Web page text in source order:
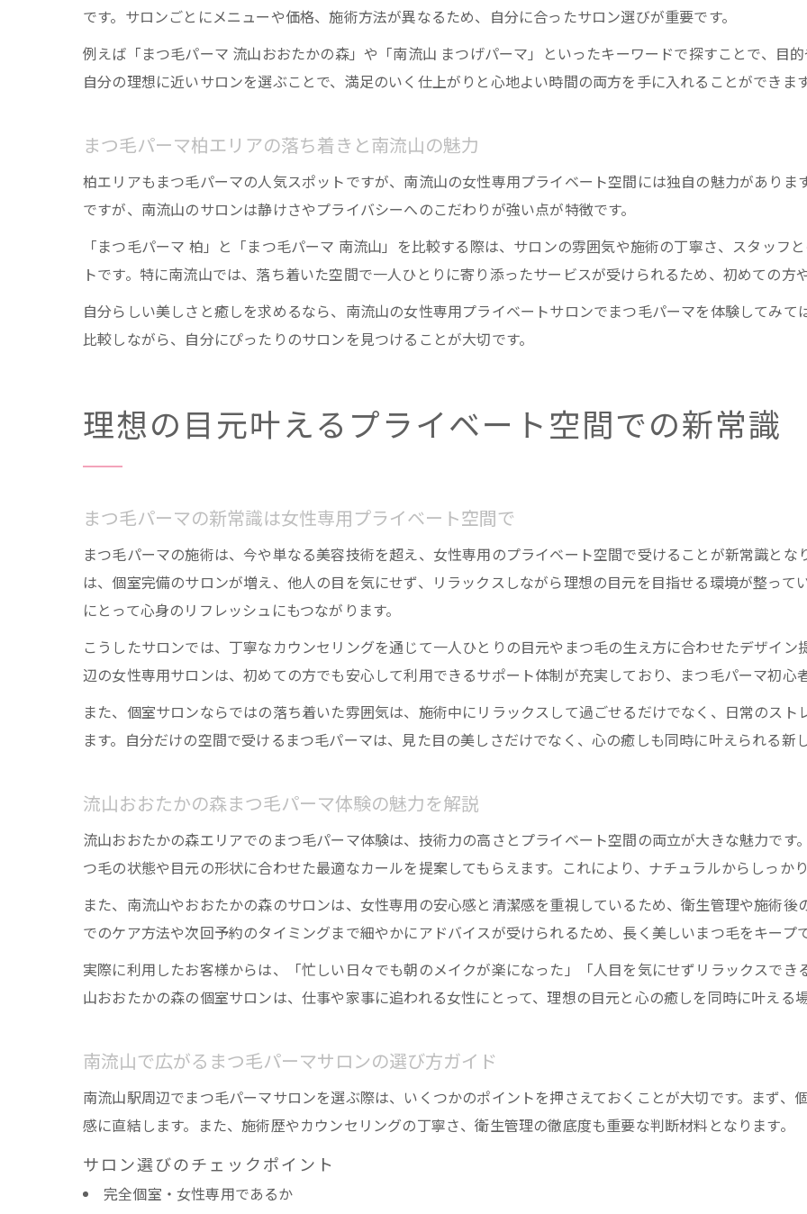
です。サロンごとにメニューや価格、施術方法が異なるため、自分に合ったサロン選びが重要です。
例えば「まつ毛パーマ 流山おおたかの森」や「南流山 まつげパーマ」といったキーワードで探すことで、目
自分の理想に近いサロンを選ぶことで、満足のいく仕上がりと心地よい時間の両方を手に入れることができま
まつ毛パーマ柏エリアの落ち着きと南流山の魅力
柏エリアもまつ毛パーマの人気スポットですが、南流山の女性専用プライベート空間には独自の魅力があり
ですが、南流山のサロンは静けさやプライバシーへのこだわりが強い点が特徴です。
「まつ毛パーマ 柏」と「まつ毛パーマ 南流山」を比較する際は、サロンの雰囲気や施術の丁寧さ、スタッフ
トです。特に南流山では、落ち着いた空間で一人ひとりに寄り添ったサービスが受けられるため、初めての
自分らしい美しさと癒しを求めるなら、南流山の女性専用プライベートサロンでまつ毛パーマを体験してみ
比較しながら、自分にぴったりのサロンを見つけることが大切です。
理想の目元叶えるプライベート空間での新常識
まつ毛パーマの新常識は女性専用プライベート空間で
まつ毛パーマの施術は、今や単なる美容技術を超え、女性専用のプライベート空間で受けることが新常識と
は、個室完備のサロンが増え、他人の目を気にせず、リラックスしながら理想の目元を目指せる環境が整っ
にとって心身のリフレッシュにもつながります。
こうしたサロンでは、丁寧なカウンセリングを通じて一人ひとりの目元やまつ毛の生え方に合わせたデザイ
辺の女性専用サロンは、初めての方でも安心して利用できるサポート体制が充実しており、まつ毛パーマ初心
また、個室サロンならではの落ち着いた雰囲気は、施術中にリラックスして過ごせるだけでなく、日常のス
ます。自分だけの空間で受けるまつ毛パーマは、見た目の美しさだけでなく、心の癒しも同時に叶えられる新
流山おおたかの森まつ毛パーマ体験の魅力を解説
流山おおたかの森エリアでのまつ毛パーマ体験は、技術力の高さとプライベート空間の両立が大きな魅力で
つ毛の状態や目元の形状に合わせた最適なカールを提案してもらえます。これにより、ナチュラルからしっか
また、南流山やおおたかの森のサロンは、女性専用の安心感と清潔感を重視しているため、衛生管理や施術
でのケア方法や次回予約のタイミングまで細やかにアドバイスが受けられるため、長く美しいまつ毛をキープ
実際に利用したお客様からは、「忙しい日々でも朝のメイクが楽になった」「人目を気にせずリラックスで
山おおたかの森の個室サロンは、仕事や家事に追われる女性にとって、理想の目元と心の癒しを同時に叶える
南流山で広がるまつ毛パーマサロンの選び方ガイド
南流山駅周辺でまつ毛パーマサロンを選ぶ際は、いくつかのポイントを押さえておくことが大切です。まず
感に直結します。また、施術歴やカウンセリングの丁寧さ、衛生管理の徹底度も重要な判断材料となります。
サロン選びのチェックポイント
完全個室・女性専用であるか